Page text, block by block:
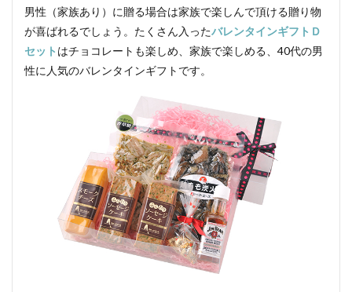
男性（家族あり）に贈る場合は家族で楽しんで頂ける贈り物
が喜ばれるでしょう。たくさん入ったバレンタインギフトＤ
セット はチョコレートも楽しめ、家族で楽しめる、40代の男
性に人気のバレンタインギフトです。